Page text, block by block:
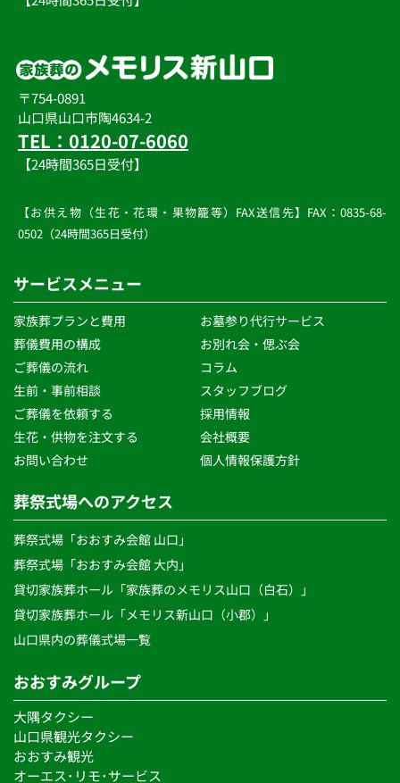
◆個人情報保護に対する取り組みの継続的見直しについて
当社は、個人情報保護に関する社内体制について継続的に
見直しを行い、必要に応じて随時改善に努めてまいりま
す。
〒754-0891
山口県山口市陶4634-2
TEL：0120-07-6060
【24時間365日受付】
【お供え物（生花・花環・果物籠等）FAX送信先】FAX：0835-68-
0502（24時間365日受付）
サービスメニュー
家族葬プランと費用
葬儀費用の構成
ご葬儀の流れ
生前・事前相談
ご葬儀を依頼する
生花・供物を注文する
お問い合わせ
お墓参り代行サービス
お別れ会・偲ぶ会
コラム
スタッフブログ
採用情報
会社概要
個人情報保護方針
葬祭式場へのアクセス
葬祭式場「おおすみ会館 山口」
葬祭式場「おおすみ会館 大内」
貸切家族葬ホール「家族葬のメモリス山口（白石）」
貸切家族葬ホール「メモリス新山口（小郡）」
山口県内の葬儀式場一覧
おおすみグループ
大隅タクシー
山口県観光タクシー
おおすみ観光
オーエス･リモ･サービス